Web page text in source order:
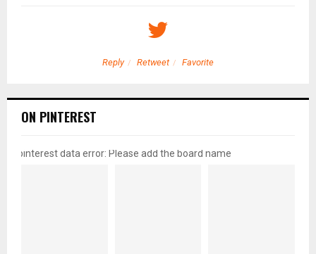
Reply Retweet Favorite
ON PINTEREST
pinterest data error: Please add the board name